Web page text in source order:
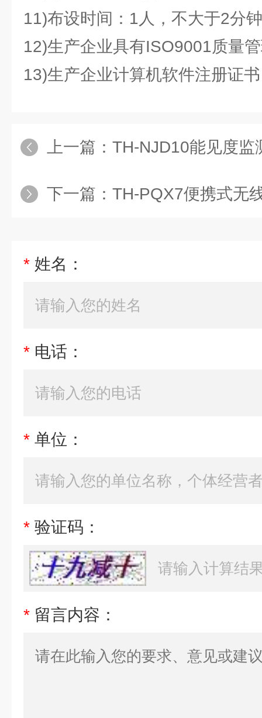
11)布设时间：1人，不大于2分
12)生产企业具有ISO9001质量
13)生产企业计算机软件注册证书
上一篇： TH-NJD10能见度监
下一篇： TH-PQX7便携式无
* 姓名：
* 电话：
* 单位：
* 验证码：
* 留言内容：